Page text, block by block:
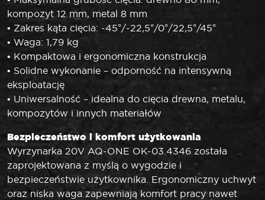
kompozyt 12 mm, metal 8 mm
• Zakres kąta cięcia: -45°/-22,5°/0°/22,5°/45°
• Waga: 1,79 kg
• Kompaktowa i ergonomiczna konstrukcja
• Solidne wykonanie – odporność na intensywną
eksploatację
• Uniwersalność – idealna do cięcia drewna, metalu,
kompozytów i innych materiałów
Bezpieczeństwo i komfort użytkowania
Wyrzynarka 20V AQ-ONE OK-03.4346 została
zaprojektowana z myślą o wygodzie i
bezpieczeństwie użytkownika. Ergonomiczny uchwyt
oraz niska waga zapewniają komfort pracy nawet